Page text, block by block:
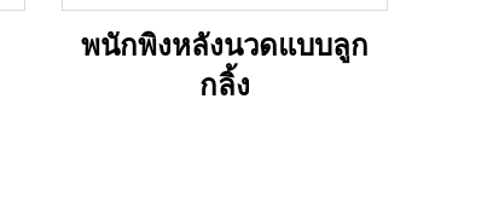
พนักพิงหลังนวดแบบลูก
กลิ้ง